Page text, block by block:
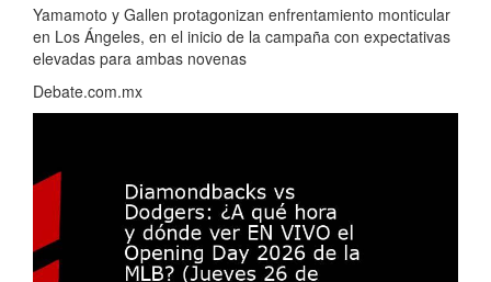
Yamamoto y Gallen protagonizan enfrentamiento monticular
en Los Ángeles, en el inicio de la campaña con expectativas
elevadas para ambas novenas
Debate.com.mx